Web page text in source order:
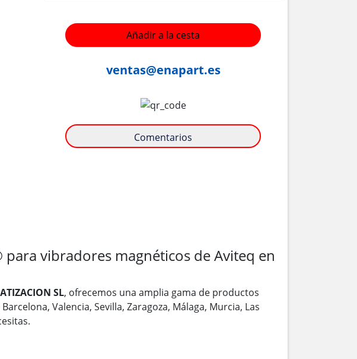
Añadir a la cesta
ventas@enapart.es
Comentarios
vibradores magnéticos de Aviteq en
SL, ofrecemos una amplia gama de productos
Valencia, Sevilla, Zaragoza, Málaga, Murcia, Las